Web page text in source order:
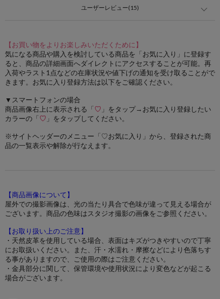
ユーザーレビュー(15)
【お買い物をよりお楽しみいただくために】
気になる商品や購入を検討している商品を「お気に入り」に登録す
ると、商品の詳細画面へダイレクトにアクセスすることが可能。再
入荷やラスト1点などの在庫状況や値下げの通知を受け取ることがで
きます。お気に入り登録方法は以下をご確認ください。
▼スマートフォンの場合
商品画像右上に表示される「♡ 」をタップ→お気に入り登録したい
カラーの「♡ 」をタップしてください。
※サイトヘッダーのメニュー「♡お気に入り」から、登録された商
品の一覧表示や解除が行なえます。
【商品画像について】
屋外での撮影画像は、光の当たり具合で色味が違って見える場合が
ございます。商品の色味はスタジオ撮影の画像をご参照ください。
【お取り扱い上のご注意】
・天然皮革を使用している場合、表面はキズがつきやすいので丁寧
にお取扱いください。また、汗・水濡れ・摩擦などにより色落ちす
る事がありますので、ご使用の際はご注意ください。
・金具部分に関して、保管環境や使用状況により変色などが起こる
場合がございます。